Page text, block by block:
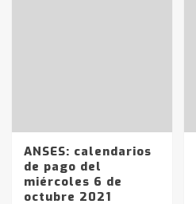
ANSES: calendarios
de pago del
miércoles 6 de
octubre 2021